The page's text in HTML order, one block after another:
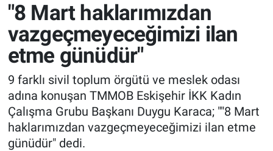
"8 Mart haklarımızdan
vazgeçmeyeceğimizi ilan
etme günüdür"
9 farklı sivil toplum örgütü ve meslek odası
adına konuşan TMMOB Eskişehir İKK Kadın
Çalışma Grubu Başkanı Duygu Karaca; ""8 Mart
haklarımızdan vazgeçmeyeceğimizi ilan etme
günüdür" dedi.
YAZARLAR
GÜNDEM
SİYASET
TEKNOLOJİ
EKONOMİ
Eskişehir Trafik Yoğunluk Haritası
Süper Lig Puan Durumu ve Fikstür
Tüm Manşetler
Son Dakika Haberleri
Haber Arşivi